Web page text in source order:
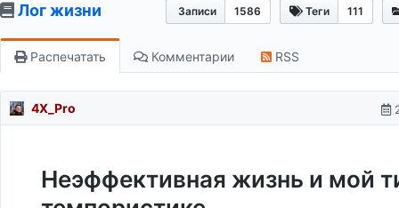
Записи 1586 Теги 111
Лог жизни
Распечатать Комментарии RSS
4X_Pro
Неэффективная жизнь и мой